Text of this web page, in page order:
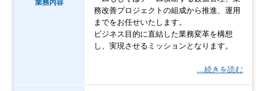
業務内容
務改善プロジェクトの組成から推進、運用
までをお任せいたします。
ビジネス目的に直結した業務変革を構想
し、実現させるミッションとなります。
…続きを読む